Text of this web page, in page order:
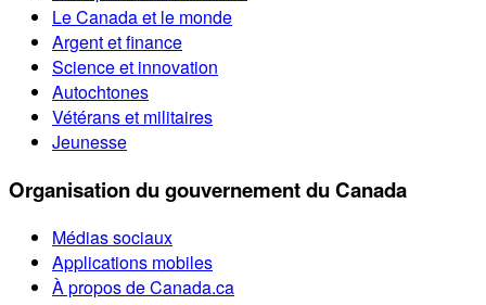
Le Canada et le monde
Argent et finance
Science et innovation
Autochtones
Vétérans et militaires
Jeunesse
Organisation du gouvernement du Canada
Médias sociaux
Applications mobiles
À propos de Canada.ca